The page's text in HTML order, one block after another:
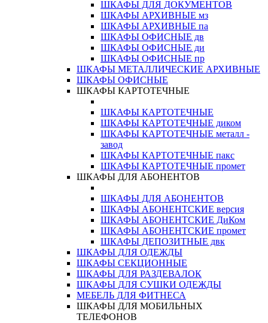
ШКАФЫ ДЛЯ ДОКУМЕНТОВ
ШКАФЫ АРХИВНЫЕ мз
ШКАФЫ АРХИВНЫЕ па
ШКАФЫ ОФИСНЫЕ дв
ШКАФЫ ОФИСНЫЕ ди
ШКАФЫ ОФИСНЫЕ пр
ШКАФЫ МЕТАЛЛИЧЕСКИЕ АРХИВНЫЕ
ШКАФЫ ОФИСНЫЕ
ШКАФЫ КАРТОТЕЧНЫЕ
ШКАФЫ КАРТОТЕЧНЫЕ
ШКАФЫ КАРТОТЕЧНЫЕ диком
ШКАФЫ КАРТОТЕЧНЫЕ металл -
завод
ШКАФЫ КАРТОТЕЧНЫЕ пакс
ШКАФЫ КАРТОТЕЧНЫЕ промет
ШКАФЫ ДЛЯ АБОНЕНТОВ
ШКАФЫ ДЛЯ АБОНЕНТОВ
ШКАФЫ АБОНЕНТСКИЕ версия
ШКАФЫ АБОНЕНТСКИЕ ДиКом
ШКАФЫ АБОНЕНТСКИЕ промет
ШКАФЫ ДЕПОЗИТНЫЕ двк
ШКАФЫ ДЛЯ ОДЕЖДЫ
ШКАФЫ СЕКЦИОННЫЕ
ШКАФЫ ДЛЯ РАЗДЕВАЛОК
ШКАФЫ ДЛЯ СУШКИ ОДЕЖДЫ
МЕБЕЛЬ ДЛЯ ФИТНЕСА
ШКАФЫ ДЛЯ МОБИЛЬНЫХ
ТЕЛЕФОНОВ